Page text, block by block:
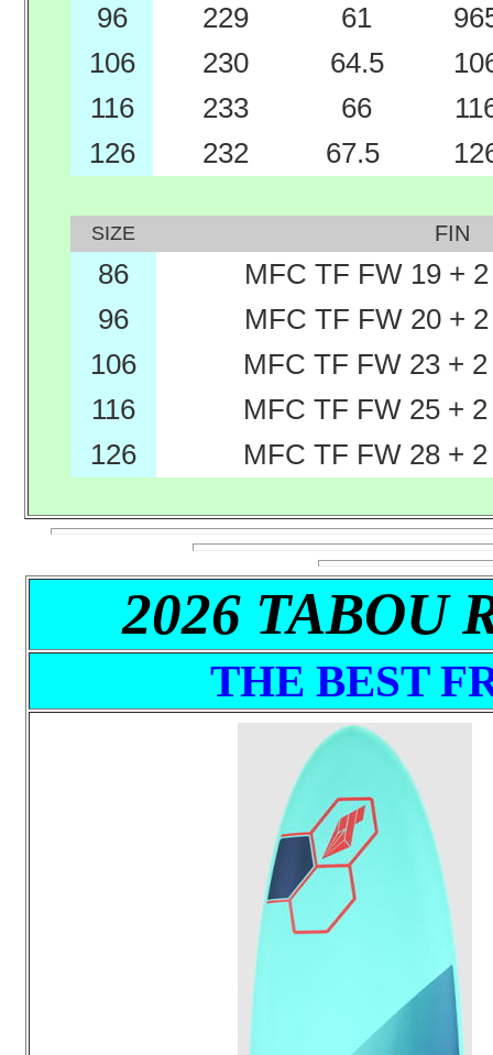
96
229 61
106
230 64.5
116
233 66
126
232 67.5
SIZE FIN
86
MFC TF FW 19 +
96
MFC TF FW 20 +
106
MFC TF FW 23 +
116
MFC TF FW 25 +
126
MFC TF FW 28 +
2026 TABOU
THE BEST